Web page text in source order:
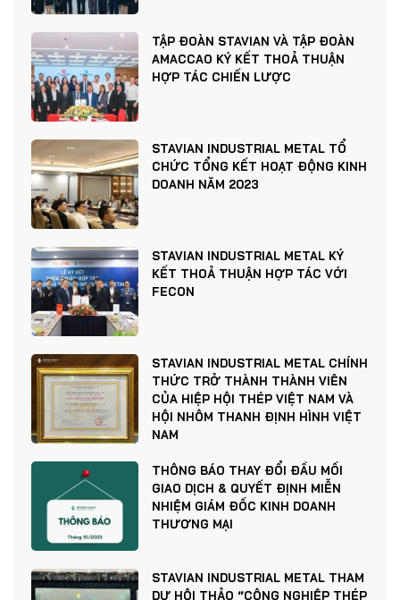
TẬP ĐOÀN STAVIAN VÀ TẬP ĐOÀN
AMACCAO KÝ KẾT THOẢ THUẬN
HỢP TÁC CHIẾN LƯỢC
STAVIAN INDUSTRIAL METAL TỔ
CHỨC TỔNG KẾT HOẠT ĐỘNG KINH
DOANH NĂM 2023
STAVIAN INDUSTRIAL METAL KÝ
KẾT THOẢ THUẬN HỢP TÁC VỚI
FECON
STAVIAN INDUSTRIAL METAL CHÍNH
THỨC TRỞ THÀNH THÀNH VIÊN
CỦA HIỆP HỘI THÉP VIỆT NAM VÀ
HỘI NHÔM THANH ĐỊNH HÌNH VIỆT
NAM
THÔNG BÁO THAY ĐỔI ĐẦU MỐI
GIAO DỊCH & QUYẾT ĐỊNH MIỄN
NHIỆM GIÁM ĐỐC KINH DOANH
THƯƠNG MẠI
STAVIAN INDUSTRIAL METAL THAM
DỰ HỘI THẢO “CÔNG NGHIỆP THÉP